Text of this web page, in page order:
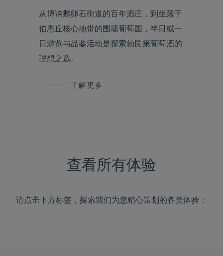
从博讷鹅卵石街道的百年酒庄，到坐落于
伯恩丘核心地带的围墙葡萄园，半日或一
日游览与品鉴活动是探索勃艮第葡萄酒的
理想之选。
了解更多
查看所有体验
请点击下方标签，探索我们为您精心策划的各类体验：